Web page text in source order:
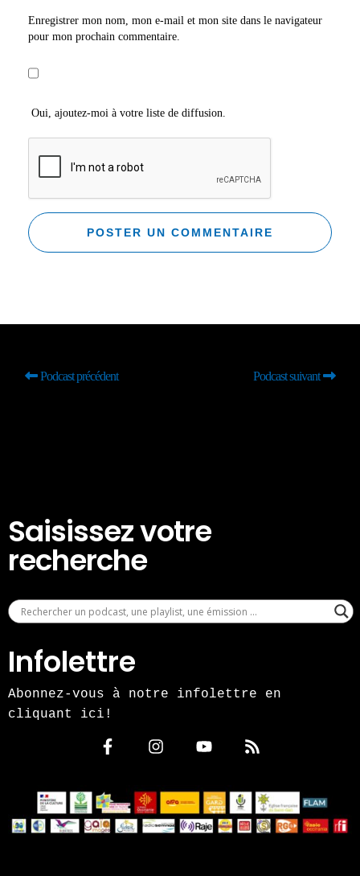
Enregistrer mon nom, mon e-mail et mon site dans le navigateur
pour mon prochain commentaire.
Oui, ajoutez-moi à votre liste de diffusion.
Podcast précédent Podcast suivant
Saisissez votre
recherche
Infolettre
Abonnez-vous à notre infolettre en
cliquant ici!